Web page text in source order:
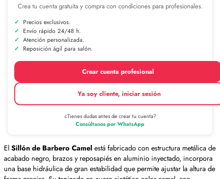
Crea tu cuenta gratuita y compra con condiciones para profesionales.
Precios exclusivos.
Envío rápido 24/48 h.
Atención personalizada.
Reposición ágil para salón.
Crear cuenta profesional
Ya soy cliente, iniciar sesión
¿Tienes dudas antes de crear tu cuenta?
Consúltanos por WhatsApp
ElSillón de Barbero Camel está fabricado con estructura metálica de
acabado negro, brazos y reposapiés en aluminio inyectado, incorpora
una base hidráulica de gran estabilidad que permite ajustar la altura de